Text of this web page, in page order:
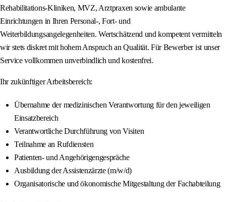
Rehabilitations-Kliniken, MVZ, Arztpraxen sowie ambulante
Einrichtungen in Ihren Personal-, Fort- und
Weiterbildungsangelegenheiten. Wertschätzend und kompetent vermitteln
wir stets diskret mit hohem Anspruch an Qualität. Für Bewerber ist unser
Service vollkommen unverbindlich und kostenfrei.
Ihr zukünftiger Arbeitsbereich:
Übernahme der medizinischen Verantwortung für den jeweiligen
Einsatzbereich
Verantwortliche Durchführung von Visiten
Teilnahme an Rufdiensten
Patienten- und Angehörigengespräche
Ausbildung der Assistenzärzte (m/w/d)
Organisatorische und ökonomische Mitgestaltung der Fachabteilung